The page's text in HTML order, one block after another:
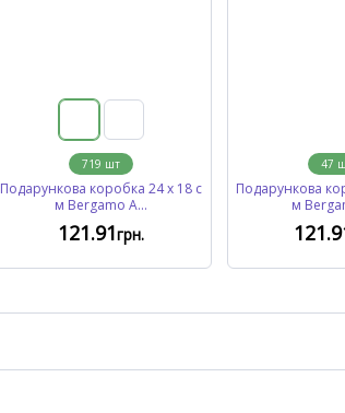
719 шт
Подарункова коробка 24 х 18 с
м Bergamo A...
121.91грн.
47
Подарункова
м
121